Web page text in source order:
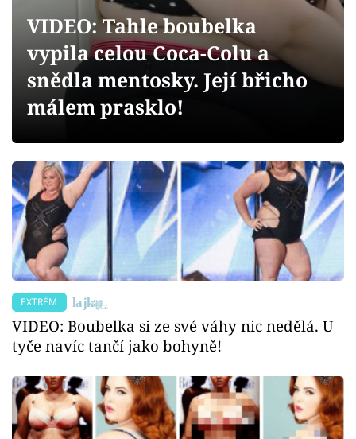
Videa
Sledujte prima+
Sledujte nás
VIDEO: Tahle boubelka
vypila celou Coca-Colu a
snědla mentosky. Její břicho
málem prasklo!
EXTRÉM
VIDEO: Boubelka si ze své váhy nic nedělá. U
tyče navíc tančí jako bohyně!